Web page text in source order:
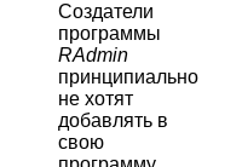
Создатели
программы
RAdmin
принципиально
не хотят
добавлять в
свою